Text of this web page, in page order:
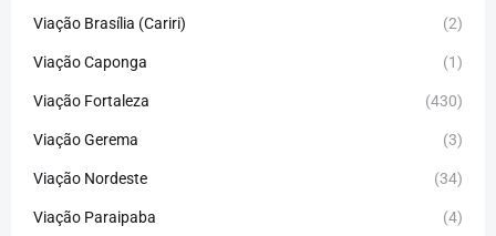
Viação Brasília (Cariri) (2)
Viação Caponga (1)
Viação Fortaleza (430)
Viação Gerema (3)
Viação Nordeste (34)
Viação Paraipaba (4)